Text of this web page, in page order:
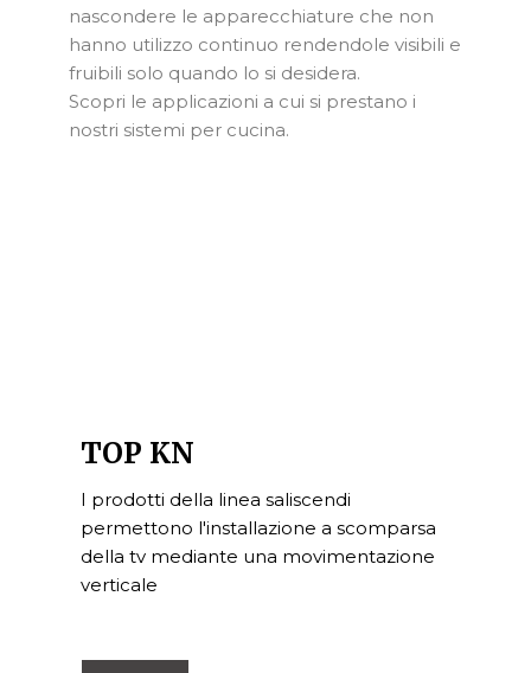
nascondere le apparecchiature che non
hanno utilizzo continuo rendendole visibili e
fruibili solo quando lo si desidera.
Scopri le applicazioni a cui si prestano i
nostri sistemi per cucina.
TOP KN
I prodotti della linea saliscendi
permettono l'installazione a scomparsa
della tv mediante una movimentazione
verticale